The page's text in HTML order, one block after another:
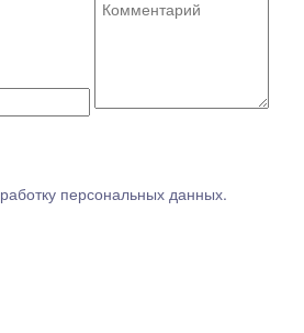
персональных данных.